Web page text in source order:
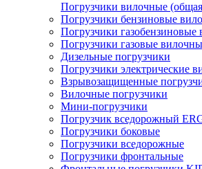
Погрузчики вилочные
Погрузчики бензиновые
Погрузчики газобензиновые
Погрузчики газовые
Дизельные погрузчики
Погрузчики электрические
Взрывозащищенные
Вилочные погрузчики
Мини-погрузчики
Погрузчик вседорожный
Погрузчики боковые
Погрузчики вседорожные
Погрузчики фронтальные